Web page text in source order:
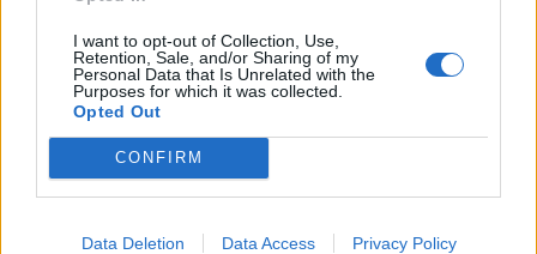
I want to opt-out of Collection, Use,
Retention, Sale, and/or Sharing of my
Personal Data that Is Unrelated with the
Purposes for which it was collected.
Opted Out
CONFIRM
Data Deletion Data Access Privacy Policy